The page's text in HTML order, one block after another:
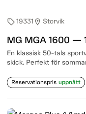
sell19331 location_on Storvik
MG MGA 1600 —
En klassisk 50-tals
skick. Perfekt för
Reservationspris uppnått